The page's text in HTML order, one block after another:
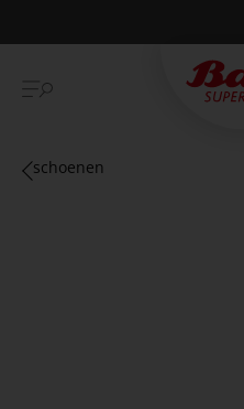
Betaal achteraf met Klarna
schoenen